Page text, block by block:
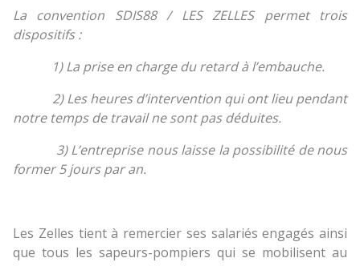
La convention SDIS88 / LES ZELLES permet trois
dispositifs :
1) La prise en charge du retard à l’embauche.
2) Les heures d’intervention qui ont lieu pendant
notre temps de travail ne sont pas déduites.
3) L’entreprise nous laisse la possibilité de nous
former 5 jours par an.
Les Zelles tient à remercier ses salariés engagés ainsi
que tous les sapeurs-pompiers qui se mobilisent au